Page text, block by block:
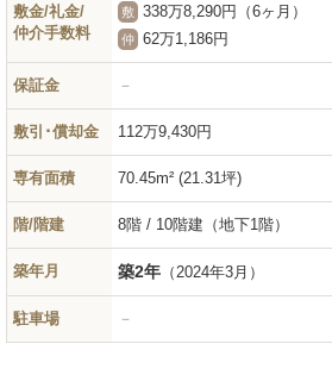
敷金/礼金/
仲介手数料
敷 338万8,290円（6ヶ月）
仲 62万1,186円
保証金 －
敷引･償却金 112万9,430円
専有面積 70.45m² (21.31坪)
階/階建 8階 / 10階建（地下1階）
築年月 築2年 （2024年3月）
駐車場 －